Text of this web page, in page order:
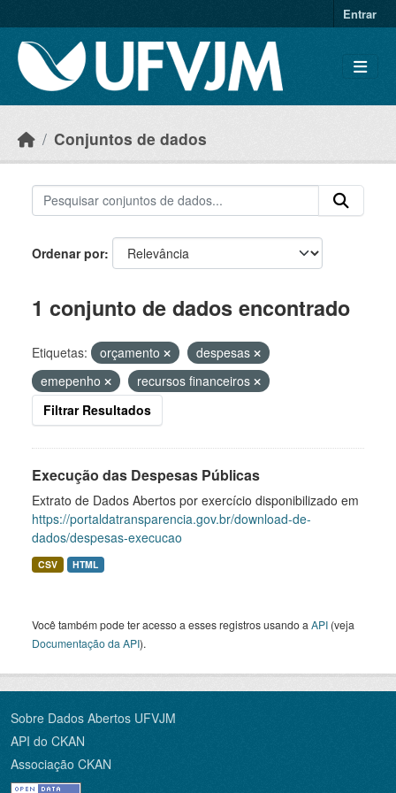
Entrar
Conjuntos de dados
Ordenar por
1 conjunto de dados encontrado
Etiquetas: orçamento
despesas
emepenho
recursos financeiros
Filtrar Resultados
Execução das Despesas Públicas
Extrato de Dados Abertos por exercício disponibilizado em
https://portaldatransparencia.gov.br/download-de-
dados/despesas-execucao
CSV HTML
Você também pode ter acesso a esses registros usando a API (veja
Documentação da API).
Sobre Dados Abertos UFVJM
API do CKAN
Associação CKAN